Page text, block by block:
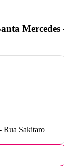
Mercedes
Rua Sakitaro